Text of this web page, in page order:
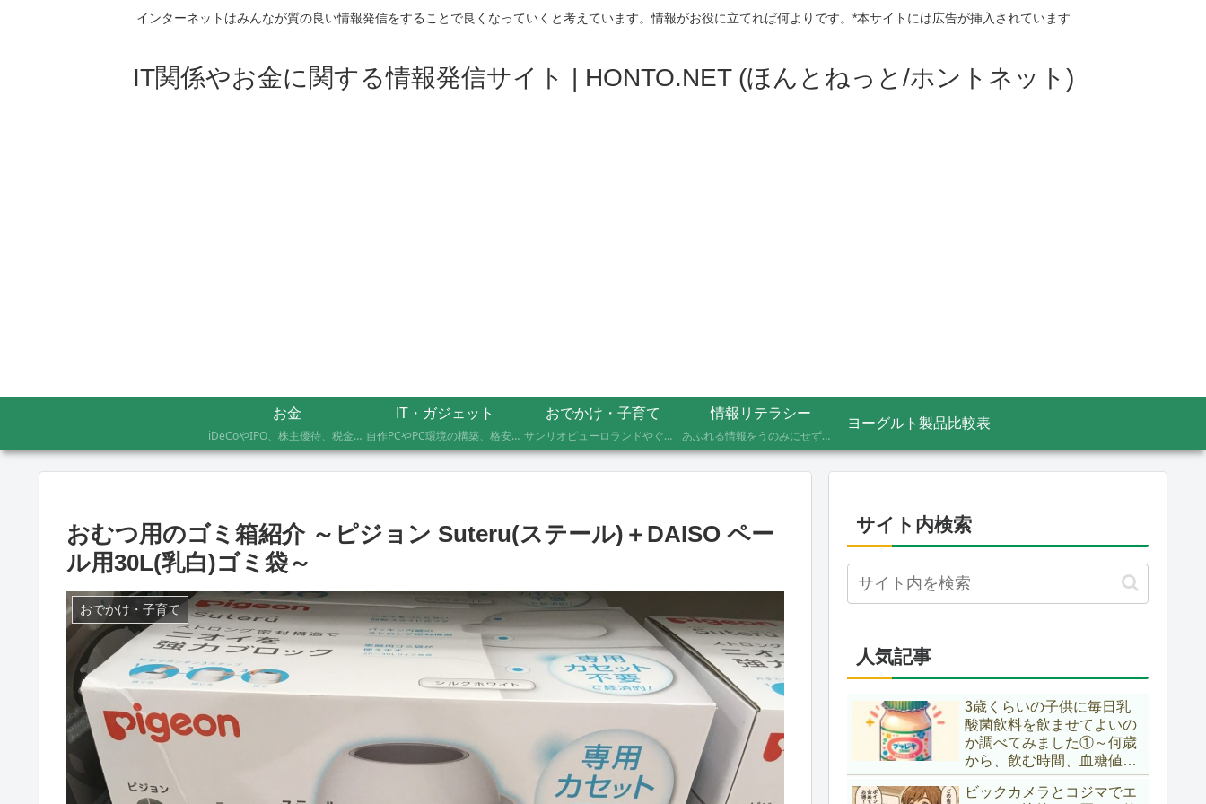
インターネットはみんなが質の良い情報発信をすることで良くなっていくと考えています。情報がお役に立てれば何よりです。*本サイトには広告が挿入されています
IT関係やお金に関する情報発信サイト | HONTO.NET (ほんとねっと/ホントネット)
お金
iDeCoやIPO、株主優待、税金のお得な支払い方法まで、AFP資格を持つ管理人が実際に体験したお金の記録です。証券会社の手続きにかかった日数や失敗談など、体験した人にしかわからないリアルな情報をお届けします。
IT・ガジェット
自作PCやPC環境の構築、格安SIMへのMNP乗り換え、便利なソフト・サービスの活用記録です。製品の型番や設定手順、つまずいたポイントまで具体的に記載していますので、同じことをしたい方の参考になれば幸いです。
おでかけ・子育て
サンリオピューロランドやぐりんぱなど、未就学児2人を連れて実際に行ったスポットの体験レポートです。株主優待や割引券でお得に楽しむ方法、子連れならではの持ち物や注意点もあわせて記録しています。
情報リテラシー
あふれる情報をうのみにせず、「これってほんと？」と一度立ち止まって見極めるための考え方を記録しています。ニュースの裏の読み解き方、詐欺やデマへの向き合い方など、サイト名「HONTO.NET」の原点となるテーマです。
ヨーグルト製品比較表
おむつ用のゴミ箱紹介 ～ピジョン Suteru(ステール)＋DAISO ペー
ル用30L(乳白)ゴミ袋～
おでかけ・子育て
サイト内検索
人気記事
3歳くらいの子供に毎日乳
酸菌飲料を飲ませてよいの
か調べてみました①～何歳
から、飲む時間、血糖値ス
パイク～
ビックカメラとコジマでエ